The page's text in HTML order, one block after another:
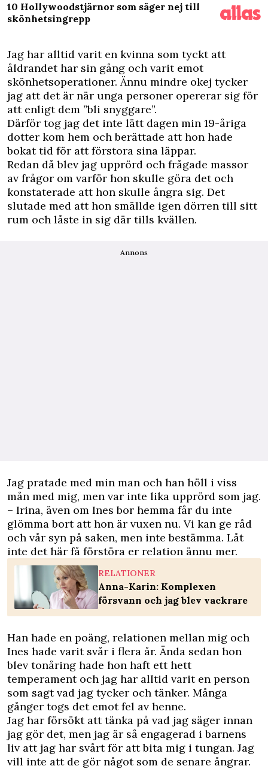
10 Hollywoodstjärnor som säger nej till
skönhetsingrepp
Jag har alltid varit en kvinna som tyckt att
åldrandet har sin gång och varit emot
skönhetsoperationer. Ännu mindre okej tycker
jag att det är när unga personer opererar sig för
att enligt dem ”bli snyggare”.
Därför tog jag det inte lätt dagen min 19-åriga
dotter kom hem och berättade att hon hade
bokat tid för att förstora sina läppar.
Redan då blev jag upprörd och frågade massor
av frågor om varför hon skulle göra det och
konstaterade att hon skulle ångra sig. Det
slutade med att hon smällde igen dörren till sitt
rum och låste in sig där tills kvällen.
Annons
Jag pratade med min man och han höll i viss
mån med mig, men var inte lika upprörd som jag.
– Irina, även om Ines bor hemma får du inte
glömma bort att hon är vuxen nu. Vi kan ge råd
och vår syn på saken, men inte bestämma. Låt
inte det här få förstöra er relation ännu mer.
RELATIONER
Anna-Karin: Komplexen
försvann och jag blev vackrare
Han hade en poäng, relationen mellan mig och
Ines hade varit svår i flera år. Ända sedan hon
blev tonåring hade hon haft ett hett
temperament och jag har alltid varit en person
som sagt vad jag tycker och tänker. Många
gånger togs det emot fel av henne.
Jag har försökt att tänka på vad jag säger innan
jag gör det, men jag är så engagerad i barnens
liv att jag har svårt för att bita mig i tungan. Jag
vill inte att de gör något som de senare ångrar.